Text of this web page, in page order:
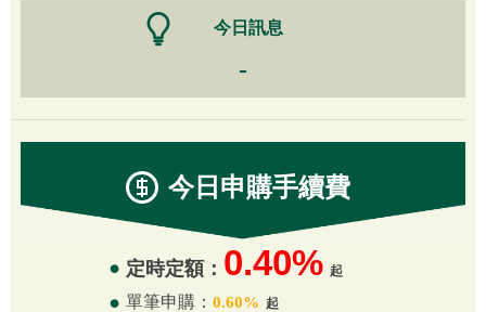
今日訊息
-
今日申購手續費
定時定額： 0.40% 起
單筆申購： 0.60% 起